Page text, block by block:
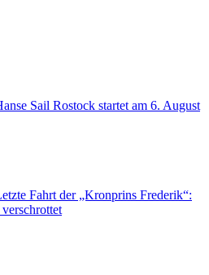
Sail Rostock startet am 6. August
Fahrt der „Kronprins Frederik“: